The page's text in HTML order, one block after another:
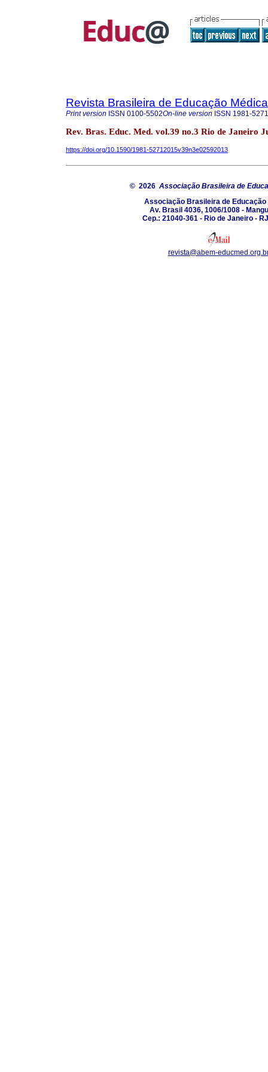
Revista Brasileira de Educação Médica
Print version ISSN 0100-5502On-line version ISSN 1981-5271
Rev. Bras. Educ. Med. vol.39 no.3 Rio de Janeiro
https://doi.org/10.1590/1981-52712015v39n3e02592013
© 2026 Associação Brasileira de
Associação Brasileira de Educação
Av. Brasil 4036, 1006/1008 -
Cep.: 21040-361 - Rio de Janeiro -
revista@abem-